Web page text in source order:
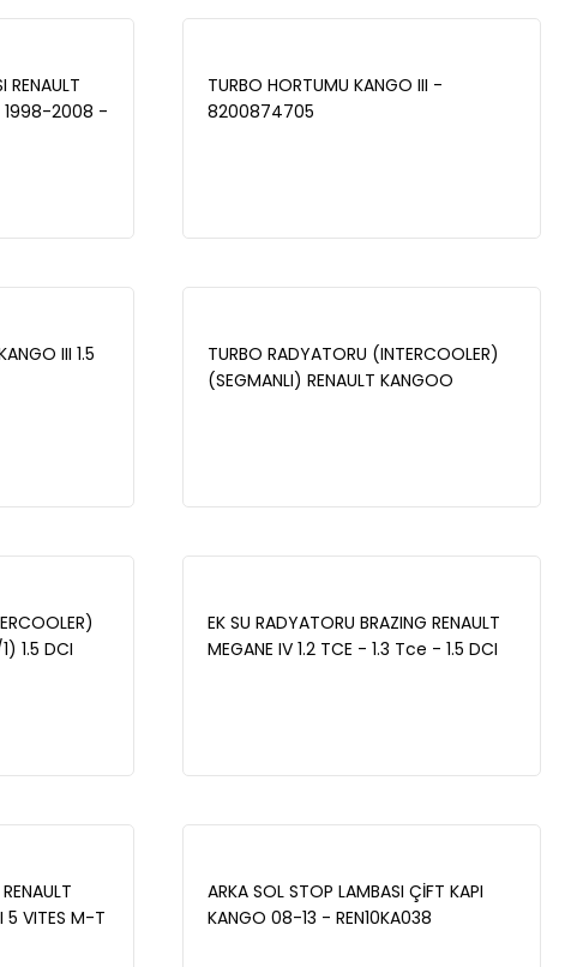
RENAULT
1998-2008 -
TURBO HORTUMU KANGO III -
8200874705
III 1.5
TURBO RADYATORU (INTERCOOLER)
(SEGMANLI) RENAULT KANGOO
1.5 DCI
EK SU RADYATORU BRAZING RENAULT
MEGANE IV 1.2 TCE - 1.3 Tce - 1.5 DCI
5 VITES M-T
ARKA SOL STOP LAMBASI ÇİFT KAPI
KANGO 08-13 - REN10KA038